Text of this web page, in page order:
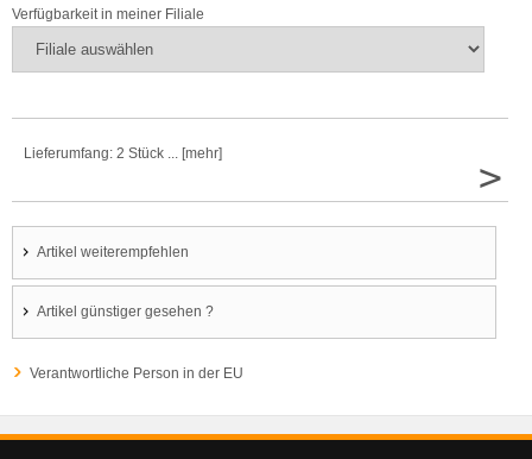
Verfügbarkeit in meiner Filiale
Lieferumfang: 2 Stück ... [mehr]
>
Artikel weiterempfehlen
Artikel günstiger gesehen ?
Verantwortliche Person in der EU